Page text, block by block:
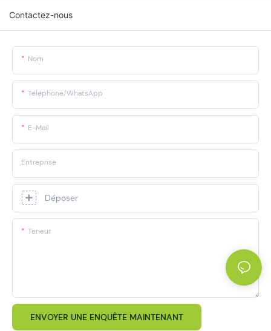
Contactez-nous
Nom
Téléphone/WhatsApp
E-Mail
Entreprise
Déposer
Teneur
ENVOYER UNE ENQUÊTE MAINTENANT